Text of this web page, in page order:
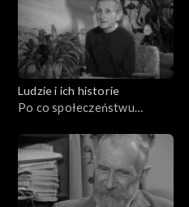
Ludzie i ich historie
Po co społeczeństwu